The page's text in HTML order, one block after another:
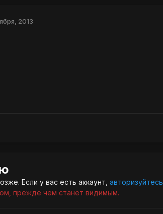
2013
Если у вас есть аккаунт, авторизуйтесь
прежде чем станет видимым.